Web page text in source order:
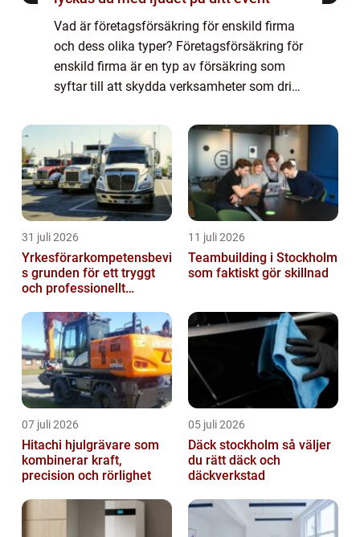
Vad är företagsförsäkring för enskild firma
och dess olika typer? Företagsförsäkring för
enskild firma är en typ av försäkring som
syftar till att skydda verksamheter som drivs
en enskild firma skiljer s...
31 juli 2026
Yrkesförarkompetensbevi
s grunden för ett tryggt
och professionellt
11 juli 2026
Teambuilding i Stockholm
som faktiskt gör skillnad
07 juli 2026
Hitachi hjulgrävare som
kombinerar kraft,
precision och rörlighet
05 juli 2026
Däck stockholm så väljer
du rätt däck och
däckverkstad